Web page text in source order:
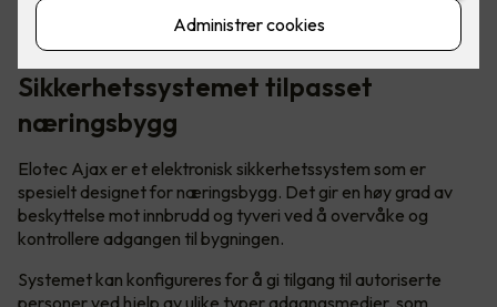
vannalarm, innbruddsalarm, kameraovervåking og
Sikkerhetssystemet tilpasset
næringsbygg
Elotec Ajax er et elektronisk sikkerhetssystem som er
spesielt designet for næringsbygg. Det gir en høy grad av
beskyttelse mot innbrudd og tyveri ved å overvåke og
kontrollere adgangen til bygningen.
Systemet kan konfigureres for å gi tilgang til autoriserte